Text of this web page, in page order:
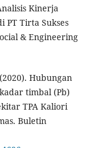
Kinerja
PT Tirta Sukses
& Engineering
Hubungan
timbal (Pb)
TPA Kaliori
Buletin